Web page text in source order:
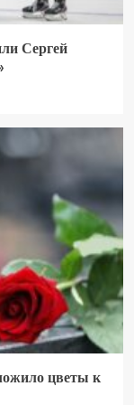
Сергей
цветы к